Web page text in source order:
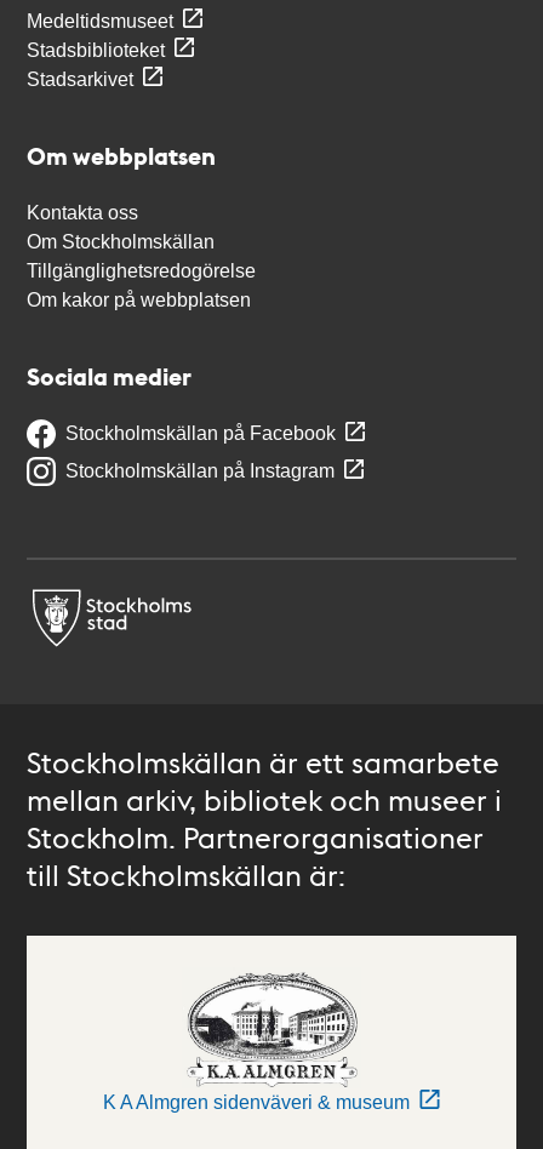
Medeltidsmuseet
Stadsbiblioteket
Stadsarkivet
Om webbplatsen
Kontakta oss
Om Stockholmskällan
Tillgänglighetsredogörelse
Om kakor på webbplatsen
Sociala medier
Stockholmskällan på Facebook
Stockholmskällan på Instagram
Stockholmskällan är ett samarbete
mellan arkiv, bibliotek och museer i
Stockholm. Partnerorganisationer
till Stockholmskällan är:
K A Almgren sidenväveri & museum